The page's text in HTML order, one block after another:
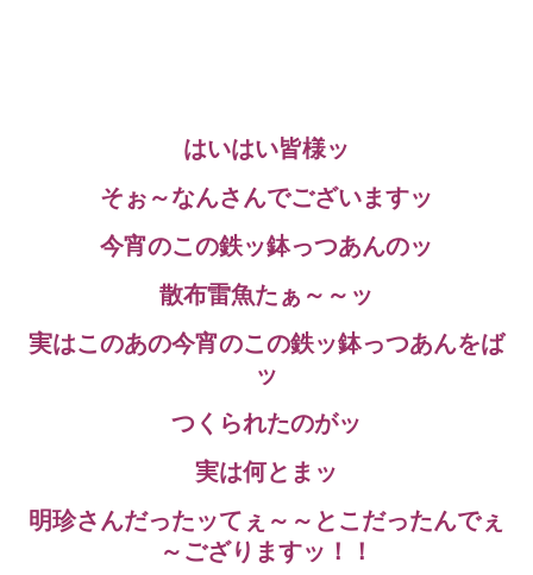
はいはい皆様ッ
そぉ～なんさんでございますッ
今宵のこの鉄ッ鉢っつあんのッ
散布雷魚たぁ～～ッ
実はこのあの今宵のこの鉄ッ鉢っつあんをば
ッ
つくられたのがッ
実は何とまッ
明珍さんだったッてぇ～～とこだったんでぇ
～ござりますッ！！